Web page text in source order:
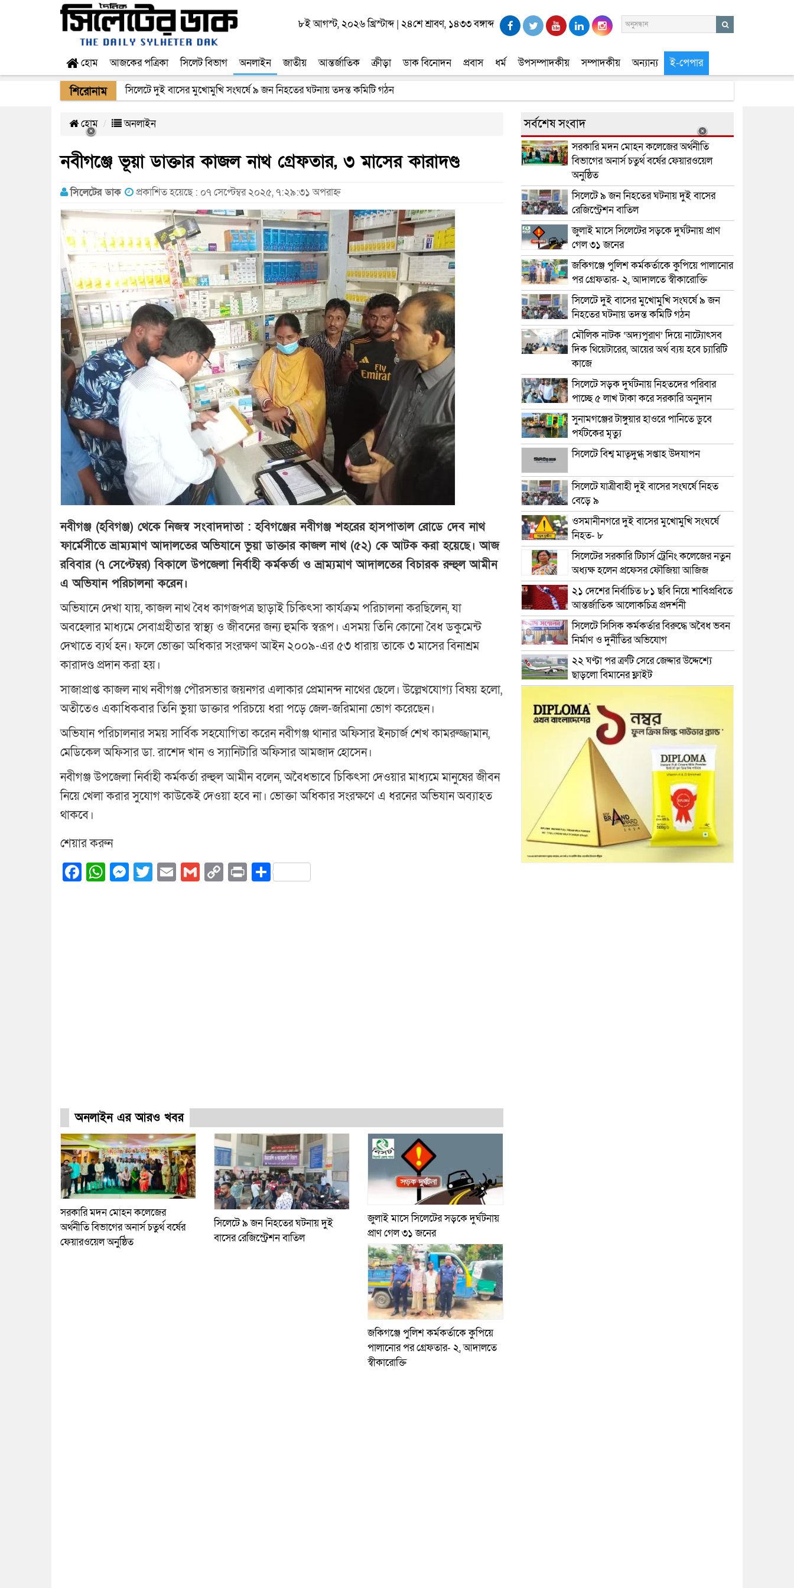
৮ই আগস্ট, ২০২৬ খ্রিস্টাব্দ| ২৪শে শ্রাবণ, ১৪৩৩ বঙ্গাব্দ
হোম আজকের পত্রিকা সিলেট বিভাগ অনলাইন জাতীয় আন্তর্জাতিক ক্রীড়া ডাক বিনোদন প্রবাস ধর্ম উপসম্পাদকীয় সম্পাদকীয় অন্যান্য ই-পেপার
শিরোনাম সিলেটে দুই বাসের মুখোমুখি সংঘর্ষে ৯ জন নিহতের ঘটনায় তদন্ত কমিটি গঠন
হোম অনলাইন
নবীগঞ্জে ভূয়া ডাক্তার কাজল নাথ গ্রেফতার, ৩ মাসের কারাদণ্ড
সিলেটের ডাক প্রকাশিত হয়েছে : ০৭ সেপ্টেম্বর ২০২৫, ৭:২৯:৩১ অপরাহ্ন
নবীগঞ্জ (হবিগঞ্জ) থেকে নিজস্ব সংবাদদাতা : হবিগঞ্জের নবীগঞ্জ শহরের হাসপাতাল রোডে দেব নাথ
ফার্মেসীতে ভ্রাম্যমাণ আদালতের অভিযানে ভুয়া ডাক্তার কাজল নাথ (৫২) কে আটক করা হয়েছে। আজ
রবিবার (৭ সেপ্টেম্বর) বিকালে উপজেলা নির্বাহী কর্মকর্তা ও ভ্রাম্যমাণ আদালতের বিচারক রুহুল আমীন
এ অভিযান পরিচালনা করেন।
অভিযানে দেখা যায়, কাজল নাথ বৈধ কাগজপত্র ছাড়াই চিকিৎসা কার্যক্রম পরিচালনা করছিলেন, যা
অবহেলার মাধ্যমে সেবাগ্রহীতার স্বাস্থ্য ও জীবনের জন্য হুমকি স্বরূপ। এসময় তিনি কোনো বৈধ ডকুমেন্ট
দেখাতে ব্যর্থ হন। ফলে ভোক্তা অধিকার সংরক্ষণ আইন ২০০৯-এর ৫৩ ধারায় তাকে ৩ মাসের বিনাশ্রম
কারাদণ্ড প্রদান করা হয়।
সাজাপ্রাপ্ত কাজল নাথ নবীগঞ্জ পৌরসভার জয়নগর এলাকার প্রেমানন্দ নাথের ছেলে। উল্লেখযোগ্য বিষয় হলো,
অতীতেও একাধিকবার তিনি ভুয়া ডাক্তার পরিচয়ে ধরা পড়ে জেল-জরিমানা ভোগ করেছেন।
অভিযান পরিচালনার সময় সার্বিক সহযোগিতা করেন নবীগঞ্জ থানার অফিসার ইনচার্জ শেখ কামরুজ্জামান,
মেডিকেল অফিসার ডা. রাশেদ খান ও স্যানিটারি অফিসার আমজাদ হোসেন।
নবীগঞ্জ উপজেলা নির্বাহী কর্মকর্তা রুহুল আমীন বলেন, অবৈধভাবে চিকিৎসা দেওয়ার মাধ্যমে মানুষের জীবন
নিয়ে খেলা করার সুযোগ কাউকেই দেওয়া হবে না। ভোক্তা অধিকার সংরক্ষণে এ ধরনের অভিযান অব্যাহত
থাকবে।
শেয়ার করুন
Facebook
WhatsApp
Messenger
Twitter
EmailGmailCopy
PrintShare
অনলাইন এর আরও খবর
সরকারি মদন মোহন কলেজের
অর্থনীতি বিভাগের অনার্স চতুর্থ বর্ষের
ফেয়ারওয়েল অনুষ্ঠিত
সিলেটে ৯ জন নিহতের ঘটনায় দুই
বাসের রেজিস্ট্রেশন বাতিল
জুলাই মাসে সিলেটের সড়কে দুর্ঘটনায়
প্রাণ গেল ৩১ জনের
জকিগঞ্জে পুলিশ কর্মকর্তাকে কুপিয়ে
পালানোর পর গ্রেফতার- ২, আদালতে
স্বীকারোক্তি
সর্বশেষ সংবাদ
সরকারি মদন মোহন কলেজের অর্থনীতি
বিভাগের অনার্স চতুর্থ বর্ষের ফেয়ারওয়েল
অনুষ্ঠিত
সিলেটে ৯ জন নিহতের ঘটনায় দুই বাসের
রেজিস্ট্রেশন বাতিল
জুলাই মাসে সিলেটের সড়কে দুর্ঘটনায় প্রাণ
গেল ৩১ জনের
জকিগঞ্জে পুলিশ কর্মকর্তাকে কুপিয়ে পালানোর
পর গ্রেফতার- ২, আদালতে স্বীকারোক্তি
সিলেটে দুই বাসের মুখোমুখি সংঘর্ষে ৯ জন
নিহতের ঘটনায় তদন্ত কমিটি গঠন
মৌলিক নাটক ‘অদ্যপুরাণ’ দিয়ে নাট্যোৎসব
দিক থিয়েটারের, আয়ের অর্থ ব্যয় হবে চ্যারিটি
কাজে
সিলেটে সড়ক দুর্ঘটনায় নিহতদের পরিবার
পাচ্ছে ৫ লাখ টাকা করে সরকারি অনুদান
সুনামগঞ্জের টাঙ্গুয়ার হাওরে পানিতে ডুবে
পর্যটকের মৃত্যু
সিলেটে বিশ্ব মাতৃদুগ্ধ সপ্তাহ উদযাপন
সিলেটে যাত্রীবাহী দুই বাসের সংঘর্ষে নিহত
বেড়ে ৯
ওসমানীনগরে দুই বাসের মুখোমুখি সংঘর্ষে
নিহত- ৮
সিলেটের সরকারি টিচার্স ট্রেনিং কলেজের নতুন
অধ্যক্ষ হলেন প্রফেসর ফৌজিয়া আজিজ
২১ দেশের নির্বাচিত ৮১ ছবি নিয়ে শাবিপ্রবিতে
আন্তর্জাতিক আলোকচিত্র প্রদর্শনী
সিলেটে সিসিক কর্মকর্তার বিরুদ্ধে অবৈধ ভবন
নির্মাণ ও দুর্নীতির অভিযোগ
২২ ঘণ্টা পর ত্রুটি সেরে জেদ্দার উদ্দেশ্যে
ছাড়লো বিমানের ফ্লাইট